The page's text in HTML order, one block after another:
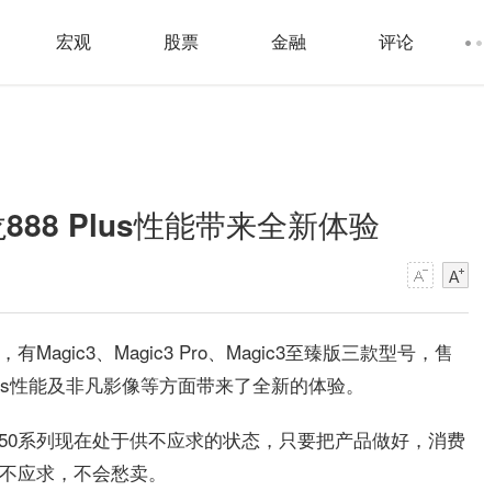
宏观 股票 金融 评论
Plus性能带来全新体验
有Magic3、Magic3 Pro、Magic3至臻版三款型号，售
能及非凡影像等方面带来了全新的体验。
系列现在处于供不应求的状态，只要把产品做好，消费
应求，不会愁卖。